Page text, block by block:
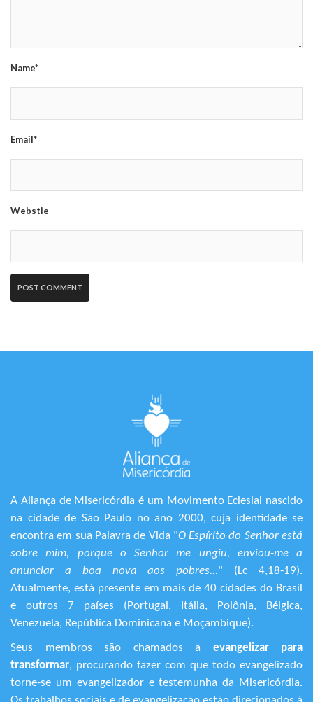
Name*
Email*
Webstie
A Aliança de Misericórdia é um Movimento Eclesial nascido
na cidade de São Paulo no ano 2000, cuja identidade se
encontra em sua Palavra de Vida "O Espírito do Senhor está
sobre mim, porque o Senhor me ungiu, enviou-me a
anunciar a boa nova aos pobres..." (Lc 4,18-19).
Atualmente, está presente em mais de 40 cidades do Brasil
e outros 7 países (Portugal, Itália, Polônia, Bélgica,
Venezuela, República Dominicana e Moçambique).
Seus membros são chamados a evangelizar para
transformar, procurando fazer com que todo evangelizado
torne-se um evangelizador e testemunha da Misericórdia.